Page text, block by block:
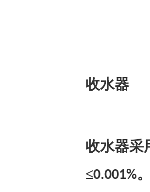
收水器
收水器采
≤0.001%